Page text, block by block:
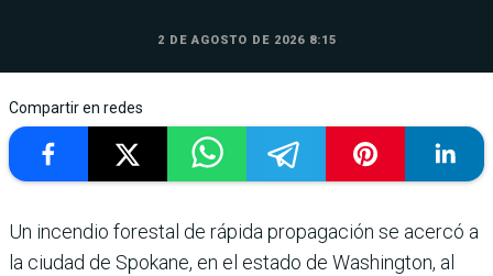
2 DE AGOSTO DE 2026 8:15
Compartir en redes
Un incendio forestal de rápida propagación se acercó a
la ciudad de Spokane, en el estado de Washington, al